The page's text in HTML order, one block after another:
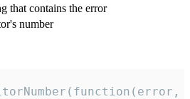
that contains the error
number